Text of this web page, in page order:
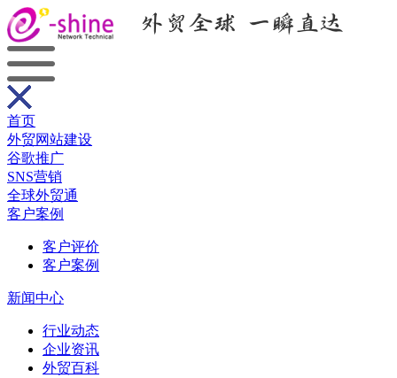
首页
外贸网站建设
谷歌推广
SNS营销
全球外贸通
客户案例
客户评价
客户案例
新闻中心
行业动态
企业资讯
外贸百科